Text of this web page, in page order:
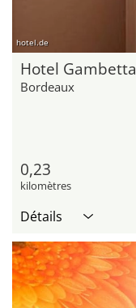
hotel.de
Hotel Gambetta
Bordeaux
0,23
kilomètres
Détails